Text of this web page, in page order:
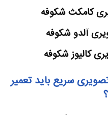
کامکثشکوفه
آلدوشکوفه
کالیوزشکوفه
سریع باید تعمیر